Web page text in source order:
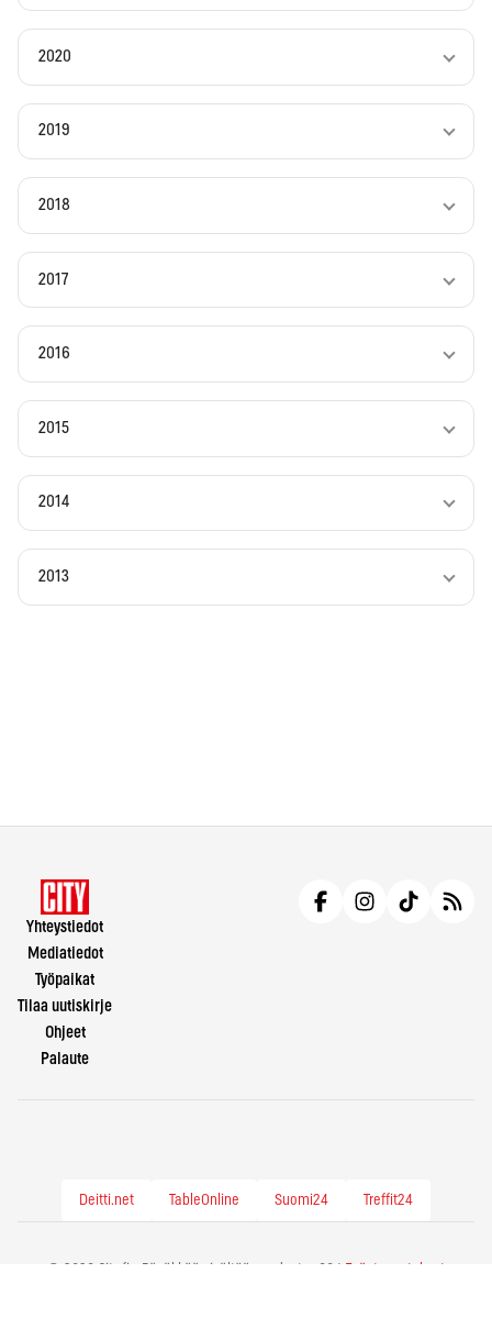
2020
2019
2018
2017
2016
2015
2014
2013
Yhteystiedot
Mediatiedot
Työpaikat
Tilaa uutiskirje
Ohjeet
Palaute
Deitti.net TableOnline Suomi24 Treffit24